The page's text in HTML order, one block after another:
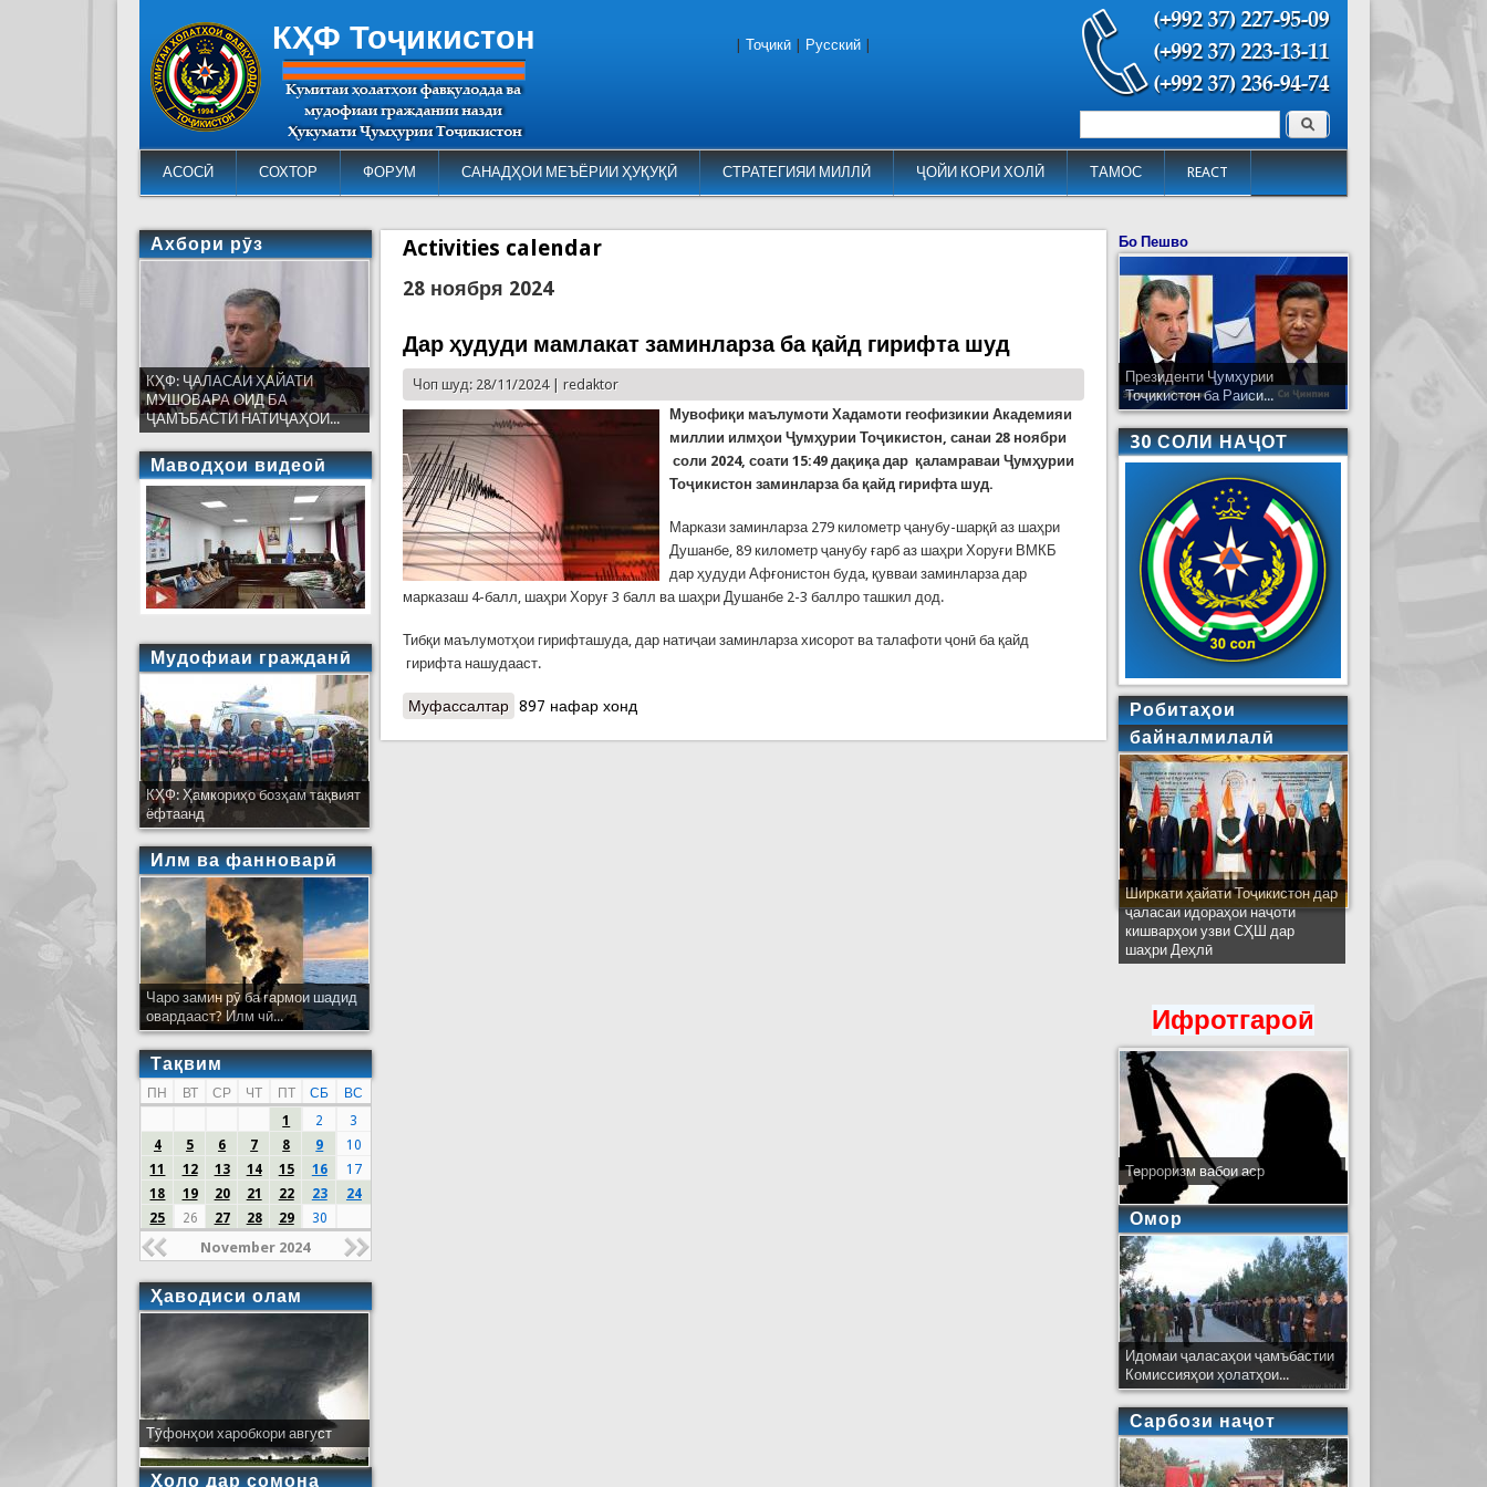
КҲФ Тоҷикистон
АСОСӢ СОХТОР ФОРУМ САНАДҲОИ МЕЪЁРИИ ҲУҚУҚӢ СТРАТЕГИЯИ МИЛЛӢ ҶОЙИ КОРИ ХОЛӢ ТАМОС REACT
Форма поиска Поиск
Тоҷикӣ Русский
Activities calendar
28 ноября 2024
Дар ҳудуди мамлакат заминларза ба қайд гирифта шуд
Чоп шуд: 28/11/2024 |redaktor
Мувофиқи маълумоти Хадамоти геофизикии Академияи
миллии илмҳои Ҷумҳурии Тоҷикистон, санаи 28 ноябри
соли 2024, соати 15:49 дақиқа дар қаламраваи Ҷумҳурии
Тоҷикистон заминларза ба қайд гирифта шуд.
Маркази заминларза 279 километр ҷанубу-шарқӣ аз шаҳри
Душанбе, 89 километр ҷанубу ғарб аз шаҳри Хоруғи ВМКБ
дар ҳудуди Афғонистон буда, қувваи заминларза дар
марказаш 4-балл, шаҳри Хоруғ 3 балл ва шаҳри Душанбе 2-3 баллро ташкил дод.
Тибқи маълумотҳои гирифташуда, дар натиҷаи заминларза хисорот ва талафоти ҷонӣ ба қайд
гирифта нашудааст.
Муфассалтар о Дар ҳудуди мамлакат заминларза ба қайд гирифта шуд
897 нафар хонд
Ахбори рӯз
КҲФ: ҶАЛАСАИ ҲАЙАТИ
МУШОВАРА ОИД БА
ҶАМЪБАСТИ НАТИҶАҲОИ...
Маводҳои видеоӣ
Мудофиаи гражданӣ
КҲФ: Ҳамкориҳо бозҳам тақвият
ёфтаанд
Илм ва фанноварӣ
Чаро замин рӯ ба гармои шадид
овардааст? Илм чӣ...
Тақвим
ПН ВТ СР ЧТ ПТ СБ
ВС
1
2
3
4
5 6 7 8 9
10
11
12 13 14 15 16
17
18
19 20 21 22 23
24
25
26 27 28 29 30
November 2024
Ҳаводиси олам
Тӯфонҳои харобкори август
Ҳоло дар сомона
Бо Пешво
Президенти Ҷумҳурии
Тоҷикистон ба Раиси...
30 СОЛИ НАҶОТ
Робитаҳои
байналмилалӣ
Ширкати ҳайати Тоҷикистон дар
ҷаласаи идораҳои наҷоти
кишварҳои узви СҲШ дар
шаҳри Деҳлӣ
Ифротгароӣ
Терроризм вабои аср
Омор
Идомаи ҷаласаҳои ҷамъбастии
Комиссияҳои ҳолатҳои...
Сарбози наҷот